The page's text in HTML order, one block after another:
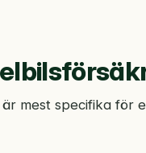
mest specifika